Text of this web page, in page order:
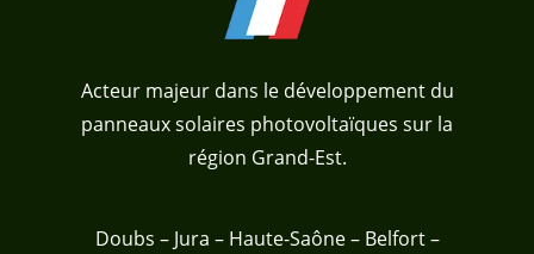
Acteur majeur dans le développement du
panneaux solaires photovoltaïques sur la
région Grand-Est.
Doubs – Jura – Haute-Saône – Belfort –